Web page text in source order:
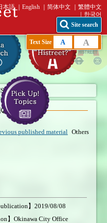
本語 English 简体中文
繁體中文
한국어
Site search
Text Size A A
P...
published material Others
】2019/08/08
】Okinawa City Office